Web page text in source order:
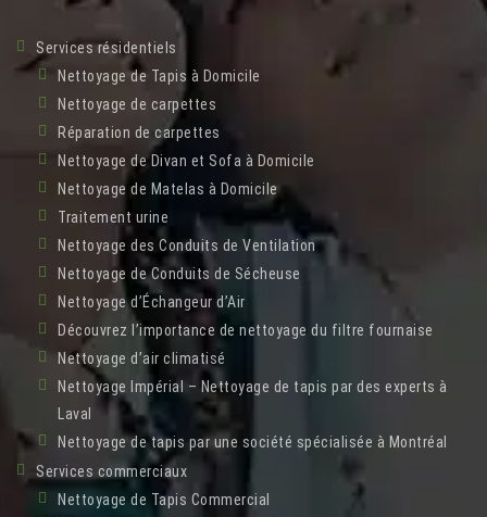
Services résidentiels
Nettoyage de Tapis à Domicile
Nettoyage de carpettes
Réparation de carpettes
Nettoyage de Divan et Sofa à Domicile
Nettoyage de Matelas à Domicile
Traitement urine
Nettoyage des Conduits de Ventilation
Nettoyage de Conduits de Sécheuse
Nettoyage d’Échangeur d’Air
Découvrez l’importance de nettoyage du filtre fournaise
Nettoyage d’air climatisé
Nettoyage Impérial – Nettoyage de tapis par des experts à
Laval
Nettoyage de tapis par une société spécialisée à Montréal
Services commerciaux
Nettoyage de Tapis Commercial